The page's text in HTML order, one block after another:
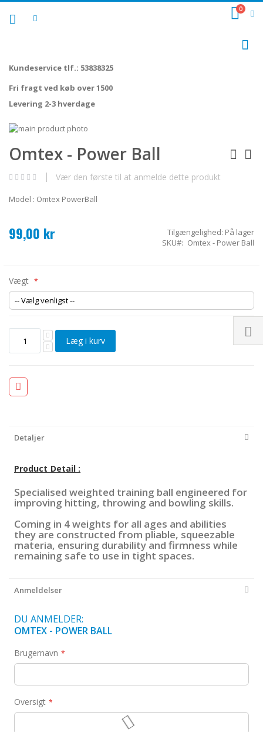
Cart
0
Kundeservice tlf.: 53838325
Fri fragt ved køb over 1500
Levering 2-3 hverdage
Gå
slutningen
af
billedgalleriet
til
starten
billedgalleriet
Omtex - Power Ball
Vær den første til at anmelde dette produkt
Model : Omtex PowerBall
99,00 kr Tilgængelighed: På lager
SKU
Omtex - Power Ball
Vægt
Læg i kurv
Detaljer
Product Detail :
Specialised weighted training ball engineered for
improving hitting, throwing and bowling skills.
Coming in 4 weights for all ages and abilities
they are constructed from pliable, squeezable
materia, ensuring durability and firmness while
remaining safe to use in tight spaces.
Anmeldelser
DU ANMELDER:
OMTEX - POWER BALL
Brugernavn
Oversigt